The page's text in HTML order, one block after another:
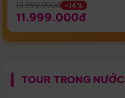
13.999.000đ -14%
11.999.000đ
TOUR TRONG NƯỚC